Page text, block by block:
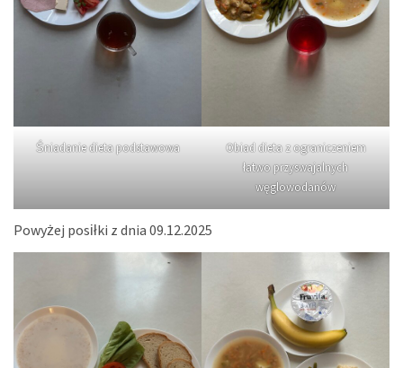
Śniadanie dieta podstawowa
Obiad dieta z ograniczeniem
łatwo przyswajalnych
węglowodanów
Powyżej posiłki z dnia 09.12.2025